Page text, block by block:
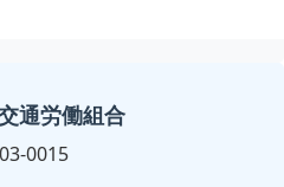
通労働組合
0015